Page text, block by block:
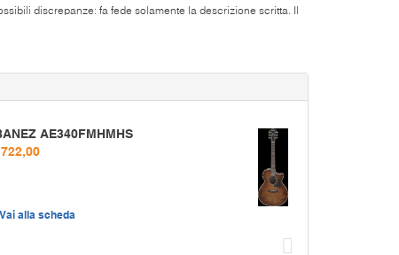
discrepanze: fa fede solamente la descrizione scritta. Il
AE340FMHMHS
alla scheda